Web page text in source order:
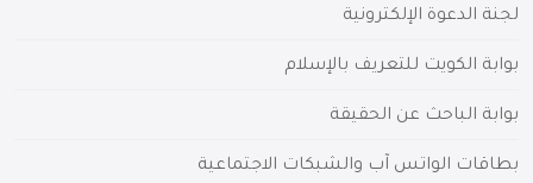
لجنة الدعوة الإلكترونية
بوابة الكويت للتعريف بالإسلام
بوابة الباحث عن الحقيقة
بطاقات الواتس آب والشبكات الاجتماعية